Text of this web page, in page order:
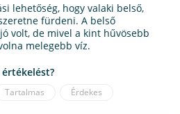
lehetőség, hogy valaki belső,
fürdeni. A belső
volt, de mivel a kint hűvösebb
melegebb víz.
Tartalmas Érdekes